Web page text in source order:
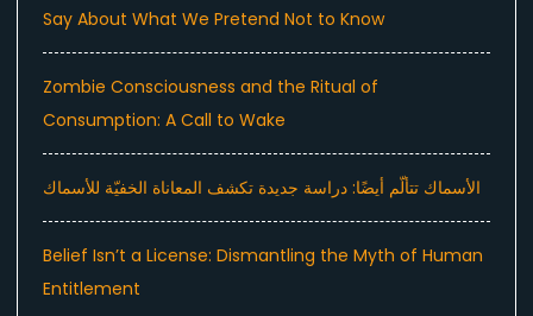
Say About What We Pretend Not to Know
Zombie Consciousness and the Ritual of
Consumption: A Call to Wake
الأسماك تتألّم أيضًا: دراسة جديدة تكشف المعاناة الخفيّة للأسماك
Belief Isn’t a License: Dismantling the Myth of Human
Entitlement